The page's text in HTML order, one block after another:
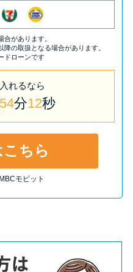
があります。
の取扱となる場合があります。
ドローンです
れるなら
54分11秒
ちら
モビット